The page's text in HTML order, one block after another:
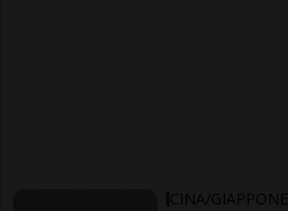
CINA/GIAPPONE